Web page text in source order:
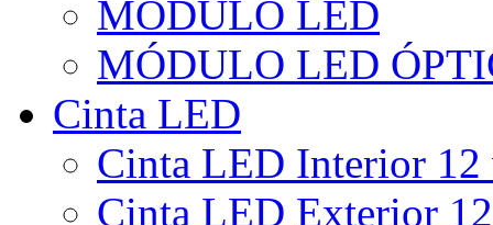
MÓDULO LED
MÓDULO LED
Cinta LED
Cinta LED Interior
Cinta LED Exterior